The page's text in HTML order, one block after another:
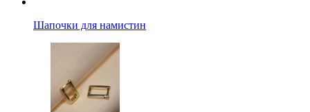
Шапочки для намистин